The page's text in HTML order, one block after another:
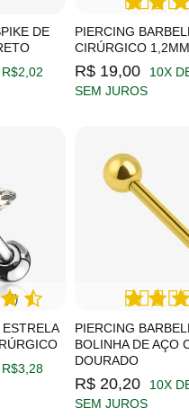
DE
PIERCING
CIRÚRGICO
R$ 19,00
10X
SEM JUROS
(3)
PIERCING
BOLINHA DE AÇO
DOURADO
R$ 20,20
10X
SEM JUROS